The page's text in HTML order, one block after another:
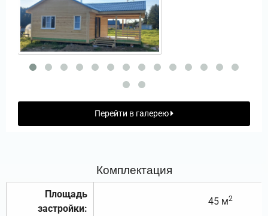
Перейти в галерею
Комплектация
Площадь
застройки:
45 м2